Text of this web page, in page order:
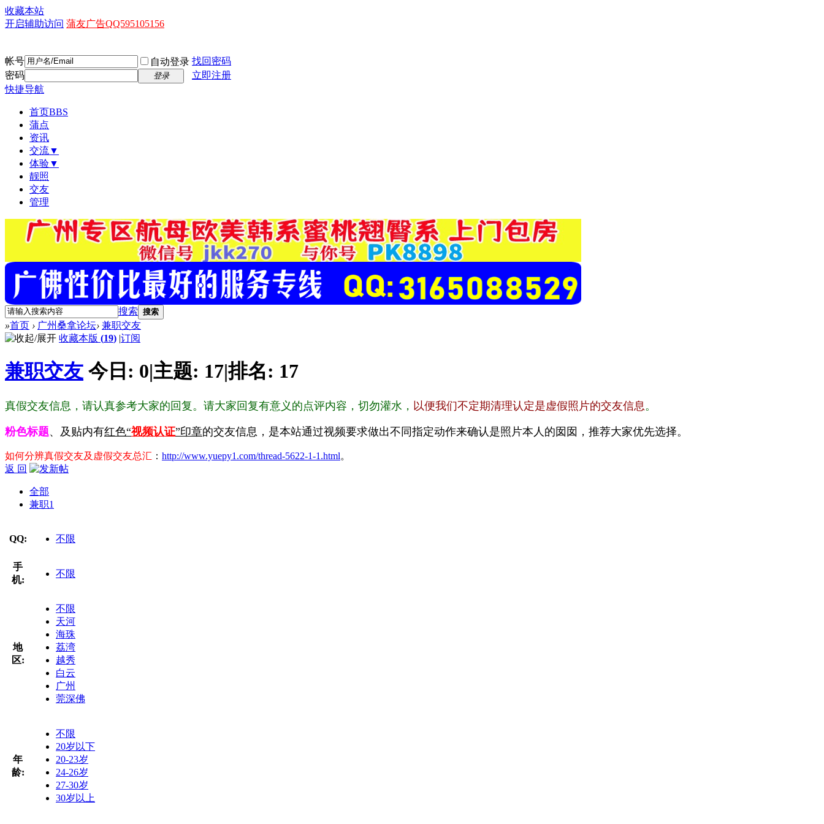
收藏本站
开启辅助访问 蒲友广告QQ595105156
帐号 自动登录 找回密码
密码
登录
立即注册
快捷导航
首页BBS
蒲点
资讯
交流▼
体验▼
靓照
交友
管理
搜索 搜索
»首页 › 广州桑拿论坛› 兼职交友
收藏本版 (19) |订阅
兼职交友 今日: 0|主题: 17|排名: 17
真假交友信息，请认真参考大家的回复。请大家回复有意义的点评内容，切勿灌水， 以便我们不定期清理认定是虚假照片的交友信息 。
粉色标题、及贴内有红色“视频认证”印章的交友信息，是本站通过视频要求做出不同指定动作来确认是照片本人的囡囡，推荐大家优先选择。
如何分辨真假交友及虚假交友总汇 ： http://www.yuepy1.com/thread-5622-1-1.html。
返 回
全部
兼职1
QQ: 不限
手
机:
不限
地
区:
不限
天河
海珠
荔湾
越秀
白云
广州
莞深佛
年
龄:
不限
20岁以下
20-23岁
24-26岁
27-30岁
30岁以上